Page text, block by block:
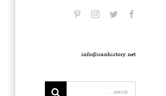
facebook
twitter
instagram
info@iranhistory.net